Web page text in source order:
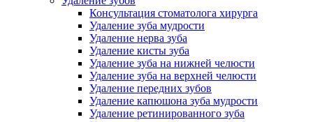
Консультация стоматолога хирурга
Удаление зуба мудрости
Удаление нерва зуба
Удаление кисты зуба
Удаление зуба на нижней челюсти
Удаление зуба на верхней челюсти
Удаление передних зубов
Удаление капюшона зуба мудрости
Удаление ретинированного зуба